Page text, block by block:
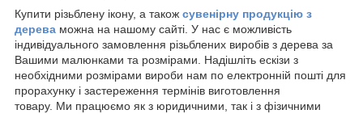
Купити різьблену ікону, а також сувенірну продукцію з
дерева можна на нашому сайті. У нас є можливість
індивідуального замовлення різьблених виробів з дерева за
Вашими малюнками та розмірами. Надішліть ескізи з
необхідними розмірами вироби нам по електронній пошті для
прорахунку і застереження термінів виготовлення
товару. Ми працюємо як з юридичними, так і з фізичними